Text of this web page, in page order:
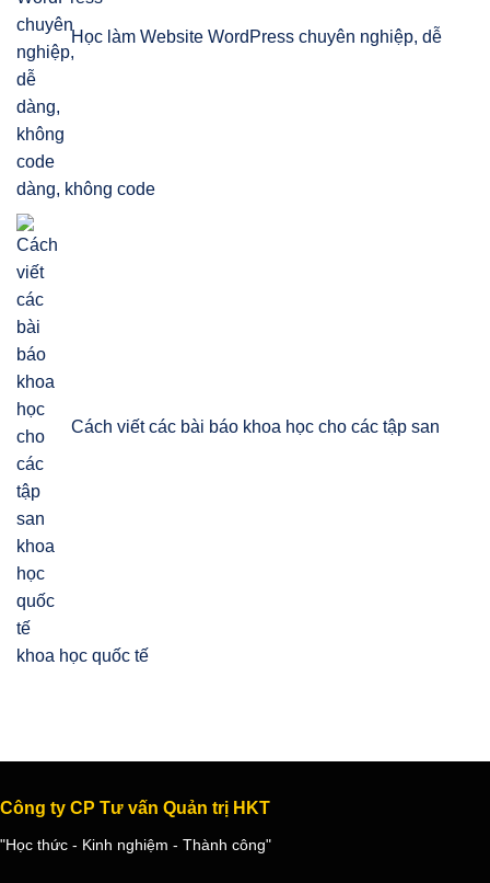
Học làm Website WordPress chuyên nghiệp, dễ
dàng, không code
Cách viết các bài báo khoa học cho các tập san
khoa học quốc tế
Công ty CP Tư vấn Quản trị HKT
"Học thức - Kinh nghiệm - Thành công"